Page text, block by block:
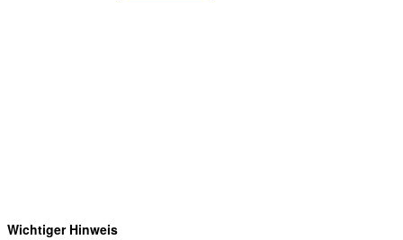
Wichtiger Hinweis